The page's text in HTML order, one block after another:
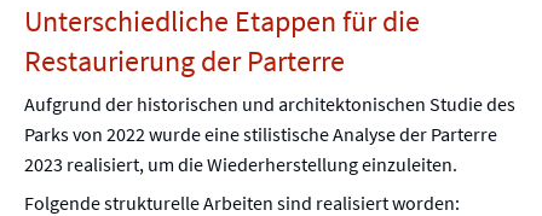
Unterschiedliche Etappen für die
Restaurierung der Parterre
Aufgrund der historischen und architektonischen Studie des
Parks von 2022 wurde eine stilistische Analyse der Parterre
2023 realisiert, um die Wiederherstellung einzuleiten.
Folgende strukturelle Arbeiten sind realisiert worden: